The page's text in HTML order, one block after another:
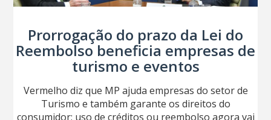
Prorrogação do prazo da Lei do
Reembolso beneficia empresas de
turismo e eventos
Vermelho diz que MP ajuda empresas do setor de
Turismo e também garante os direitos do
consumidor; uso de créditos ou reembolso agora vai